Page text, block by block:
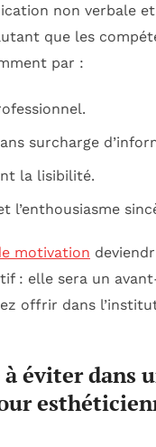
non verbale
que les
par :
surcharge
la lisibilité.
l’enthousiasme
motivation
: elle sera un
offrir dans
éviter dans